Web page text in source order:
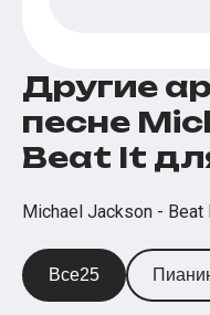
Другие
песне
Beat It
Michael Jackson - Beat
Все25